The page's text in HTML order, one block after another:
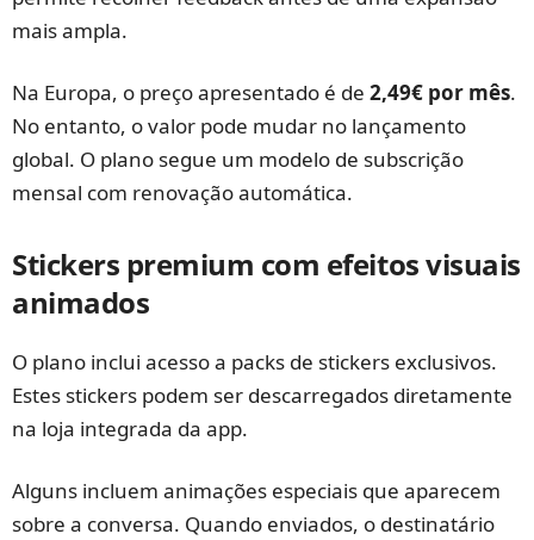
mais ampla.
Na Europa, o preço apresentado é de 2,49€ por mês.
No entanto, o valor pode mudar no lançamento
global. O plano segue um modelo de subscrição
mensal com renovação automática.
Stickers premium com efeitos visuais
animados
O plano inclui acesso a packs de stickers exclusivos.
Estes stickers podem ser descarregados diretamente
na loja integrada da app.
Alguns incluem animações especiais que aparecem
sobre a conversa. Quando enviados, o destinatário